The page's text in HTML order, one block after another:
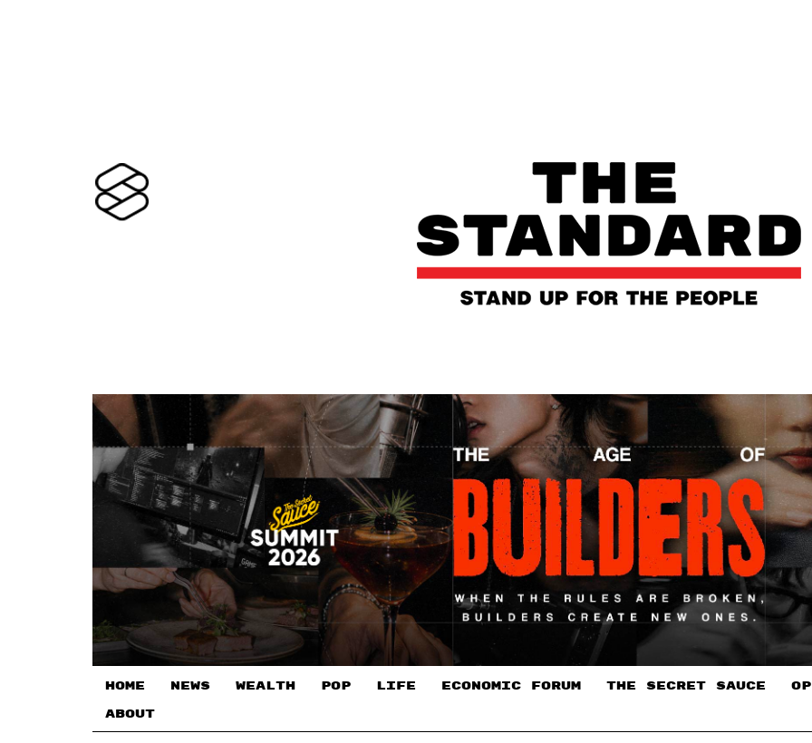
HOME NEWS WEALTH POP LIFE ECONOMIC FORUM THE SECRET SAUCE​
ABOUT